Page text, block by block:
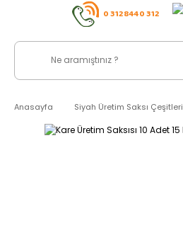
0 312 844 0 312
Anasayfa Siyah Üretim Saksı Çeşitleri